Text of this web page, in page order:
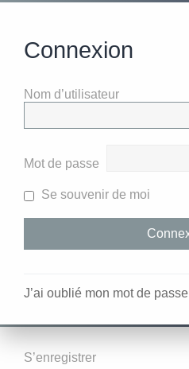
Connexion
Nom d’utilisateur
Mot de passe
Se souvenir de moi
J’ai oublié mon mot de passe
S’enregistrer